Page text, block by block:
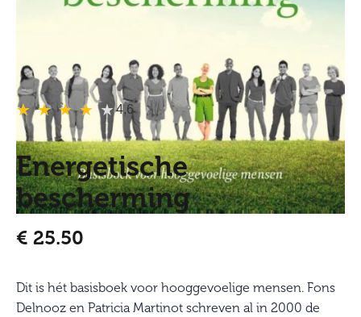
★ ★ ★ ★ ★
★ ★ ★ ★ ★4,6
Energetische
bescherming
€ 25.50
Dit is hét basisboek voor hooggevoelige mensen. Fons
Delnooz en Patricia Martinot schreven al in 2000 de